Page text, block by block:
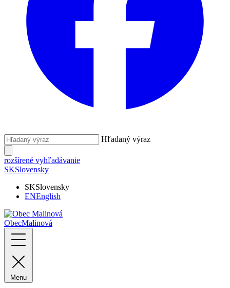
Hľadaný výraz
rozšírené vyhľadávanie
SKSlovensky
SKSlovensky
ENEnglish
ObecMalinová
Menu